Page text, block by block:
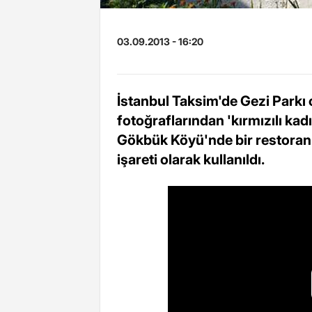
03.09.2013 - 16:20
İstanbul Taksim'de Gezi
fotoğraflarından 'kırmızılı
Gökbük Köyü'nde bir
işareti olarak kullanıldı.